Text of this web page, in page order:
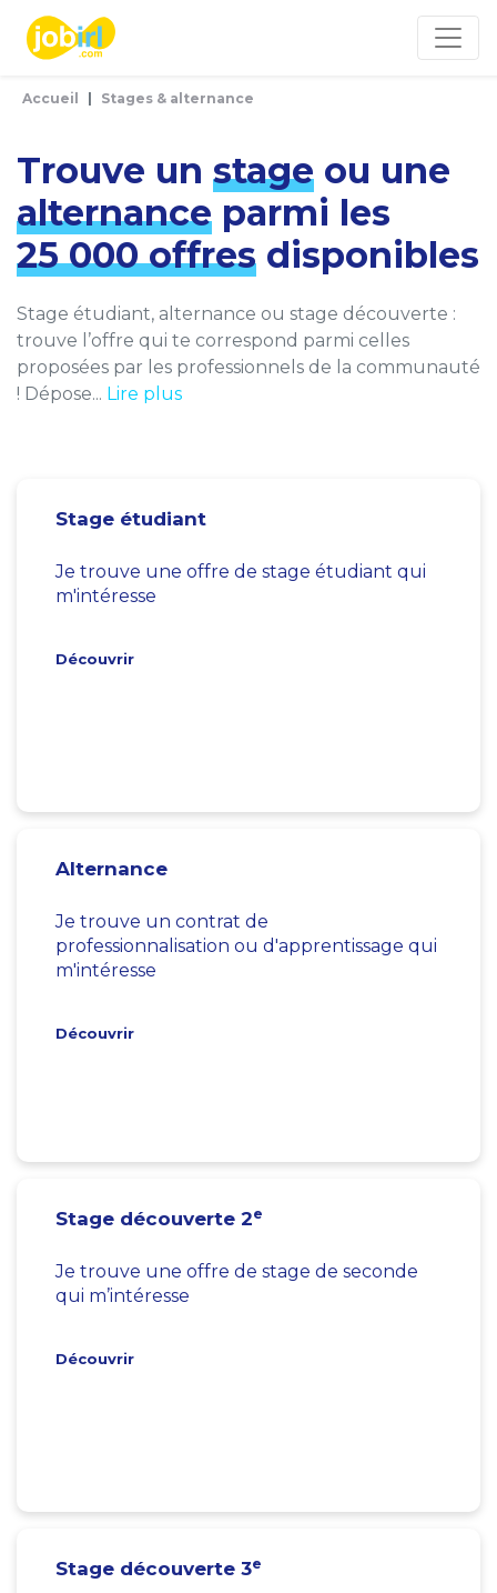
Accueil Stages & alternance
Trouve un stage ou une
alternance parmi les
25 000 offres disponibles
Stage étudiant, alternance ou stage découverte :
trouve l’offre qui te correspond parmi celles
proposées par les professionnels de la communauté
! Dépose... Lire plus
Stage étudiant
Je trouve une offre de stage étudiant qui
m'intéresse
Découvrir
Alternance
Je trouve un contrat de
professionnalisation ou d'apprentissage qui
m'intéresse
Découvrir
Stage découverte 2e
Je trouve une offre de stage de seconde
qui m’intéresse
Découvrir
Stage découverte 3e
Panneau de gestion des cookies